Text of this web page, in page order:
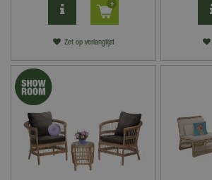
Zet op verlanglijst